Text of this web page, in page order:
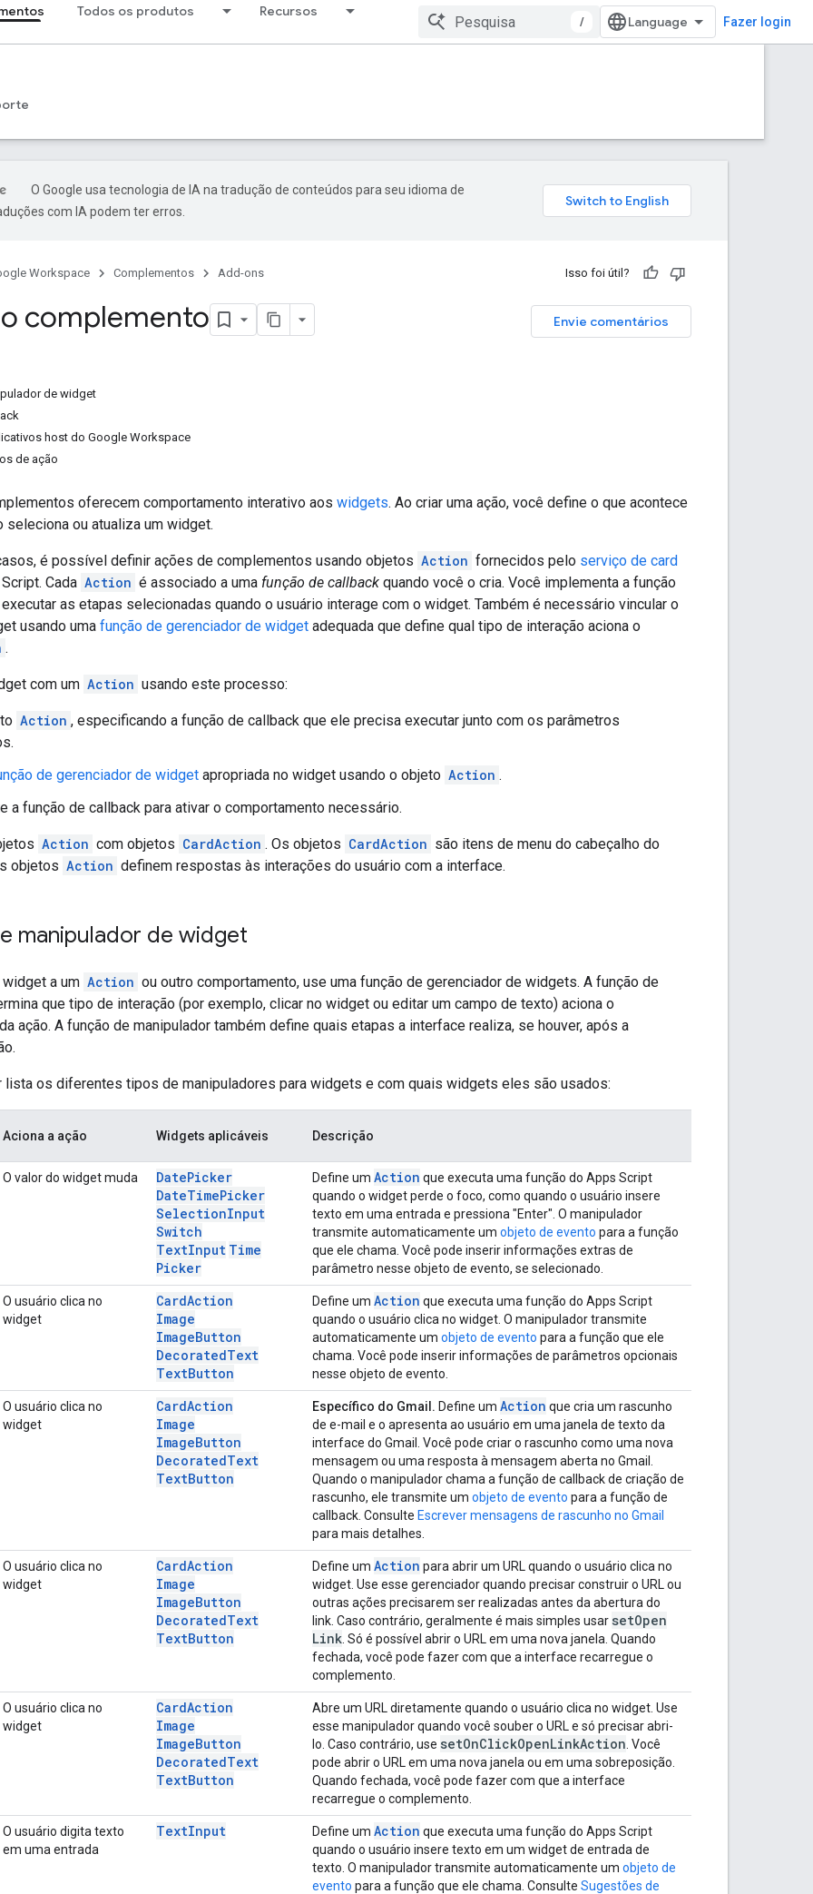
Todos os produtos Recursos
/ Fazer login
O Google usa tecnologia de IA na tradução de conteúdos para seu idioma de
com IA podem ter erros.
Workspace Complementos Add-ons Isso foi útil?
Envie comentários
complemento
de widget
host do Google Workspace
de ação
oferecem comportamento interativo aos widgets. Ao criar uma ação, você define o que acontece
seleciona ou atualiza um widget.
é possível definir ações de complementos usando objetos Action fornecidos pelo serviço de card
Cada Action é associado a uma função de callback quando você o cria. Você implementa a função
executar as etapas selecionadas quando o usuário interage com o widget. Também é necessário vincular o
usando uma função de gerenciador de widget adequada que define qual tipo de interação aciona o
.
com um Action usando este processo:
Action , especificando a função de callback que ele precisa executar junto com os parâmetros
de gerenciador de widget apropriada no widget usando o objeto Action .
a função de callback para ativar o comportamento necessário.
Action com objetos CardAction . Os objetos CardAction são itens de menu do cabeçalho do
objetos Action definem respostas às interações do usuário com a interface.
manipulador de widget
widget a um Action ou outro comportamento, use uma função de gerenciador de widgets. A função de
que tipo de interação (por exemplo, clicar no widget ou editar um campo de texto) aciona o
ação. A função de manipulador também define quais etapas a interface realiza, se houver, após a
lista os diferentes tipos de manipuladores para widgets e com quais widgets eles são usados:
Aciona a ação Widgets aplicáveis Descrição
O valor do widget muda DatePicker
DateTimePicker
SelectionInput
Switch
TextInput Time
Picker
Define um Action que executa uma função do Apps Script
quando o widget perde o foco, como quando o usuário insere
texto em uma entrada e pressiona "Enter". O manipulador
transmite automaticamente um objeto de evento para a função
que ele chama. Você pode inserir informações extras de
parâmetro nesse objeto de evento, se selecionado.
O usuário clica no
widget
CardAction
Image
ImageButton
DecoratedText
TextButton
Define um Action que executa uma função do Apps Script
quando o usuário clica no widget. O manipulador transmite
automaticamente um objeto de evento para a função que ele
chama. Você pode inserir informações de parâmetros opcionais
nesse objeto de evento.
O usuário clica no
widget
CardAction
Image
ImageButton
DecoratedText
TextButton
Específico do Gmail. Define um Action que cria um rascunho
de e-mail e o apresenta ao usuário em uma janela de texto da
interface do Gmail. Você pode criar o rascunho como uma nova
mensagem ou uma resposta à mensagem aberta no Gmail.
Quando o manipulador chama a função de callback de criação de
rascunho, ele transmite um objeto de evento para a função de
callback. Consulte Escrever mensagens de rascunho no Gmail
para mais detalhes.
O usuário clica no
widget
CardAction
Image
ImageButton
DecoratedText
TextButton
Define um Action para abrir um URL quando o usuário clica no
widget. Use esse gerenciador quando precisar construir o URL ou
outras ações precisarem ser realizadas antes da abertura do
link. Caso contrário, geralmente é mais simples usar setOpen
Link . Só é possível abrir o URL em uma nova janela. Quando
fechada, você pode fazer com que a interface recarregue o
complemento.
O usuário clica no
widget
CardAction
Image
ImageButton
DecoratedText
TextButton
Abre um URL diretamente quando o usuário clica no widget. Use
esse manipulador quando você souber o URL e só precisar abri-
lo. Caso contrário, use setOnClickOpenLinkAction . Você
pode abrir o URL em uma nova janela ou em uma sobreposição.
Quando fechada, você pode fazer com que a interface
recarregue o complemento.
O usuário digita texto
em uma entrada
TextInput Define um Action que executa uma função do Apps Script
quando o usuário insere texto em um widget de entrada de
texto. O manipulador transmite automaticamente um objeto de
evento para a função que ele chama. Consulte Sugestões de